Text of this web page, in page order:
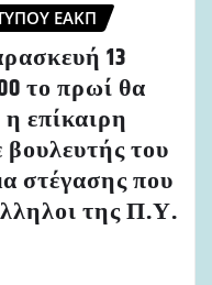
ΕΑΚΠ
13
το πρωί θα
επίκαιρη
του
στέγασης που
της Π.Υ.